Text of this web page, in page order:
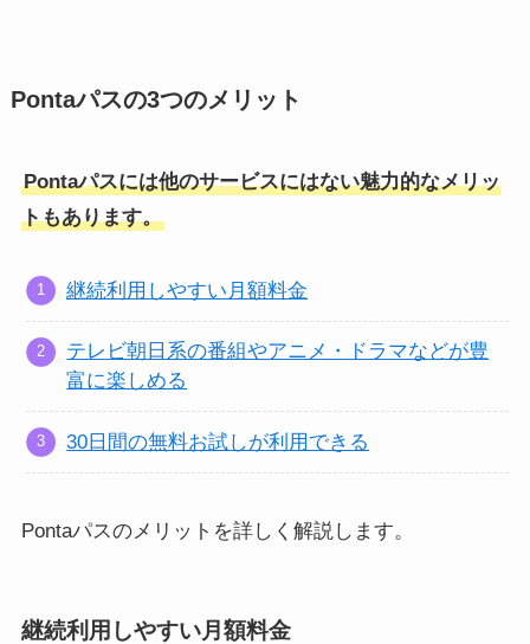
Pontaパスの3つのメリット
Pontaパスには他のサービスにはない魅力的なメリッ
トもあります。
継続利用しやすい月額料金
テレビ朝日系の番組やアニメ・ドラマなどが豊
富に楽しめる
30日間の無料お試しが利用できる
Pontaパスのメリットを詳しく解説します。
継続利用しやすい月額料金